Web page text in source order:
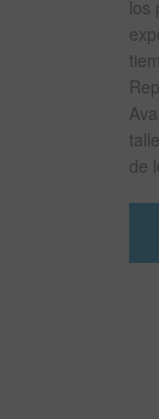
los
de